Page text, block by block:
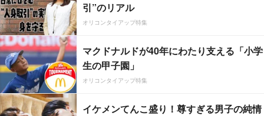
引”のリアル
オリコンタイアップ特集
マクドナルドが40年にわたり支える「小学
生の甲子園」
オリコンタイアップ特集
イケメンてんこ盛り！尊すぎる男子の純情